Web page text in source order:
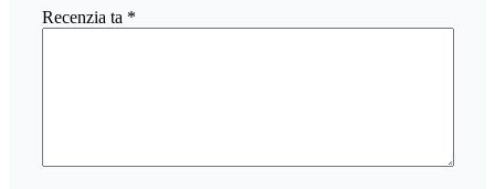
Recenzia ta *